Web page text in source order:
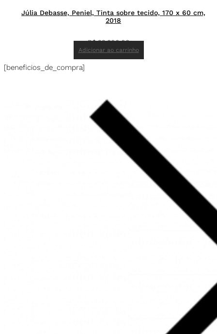
Júlia Debasse, Peniel, Tinta sobre tecido, 170 x 60 cm,
2018
R$22.800,00
Adicionar ao carrinho
[beneficios_de_compra]